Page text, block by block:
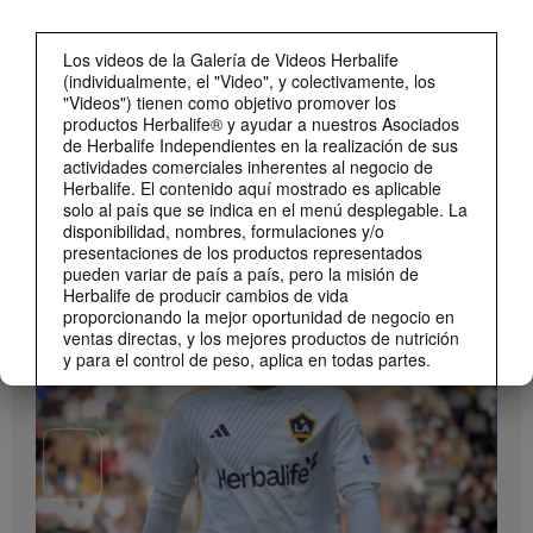
Los videos de la Galería de Videos Herbalife
(individualmente, el "Video", y colectivamente, los
"Videos") tienen como objetivo promover los
productos Herbalife® y ayudar a nuestros Asociados
de Herbalife Independientes en la realización de sus
actividades comerciales inherentes al negocio de
Herbalife. El contenido aquí mostrado es aplicable
solo al país que se indica en el menú desplegable. La
disponibilidad, nombres, formulaciones y/o
presentaciones de los productos representados
pueden variar de país a país, pero la misión de
Herbalife de producir cambios de vida
proporcionando la mejor oportunidad de negocio en
ventas directas, y los mejores productos de nutrición
y para el control de peso, aplica en todas partes.
Los Videos podrían incluir las experiencias del
volumen de ventas acumulado, o reseñas de
ingresos adquiridos, de Asociados de Herbalife
Independientes de diferentes niveles del Plan de
Ventas y Mercadeo en diversos países. Estos
ingresos corresponden a los individuos (o ejemplos)
mostrados y no representan un promedio ni tampoco
Cómo tomar Bioniq GO
Descubre las diferentes formas de usar Bioniq GO.
MARCA Y PATROCINIOS